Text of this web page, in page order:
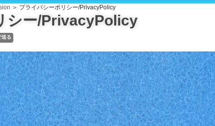
＞ プライバシーポリシー/PrivacyPolicy
シー/PrivacyPolicy
送る